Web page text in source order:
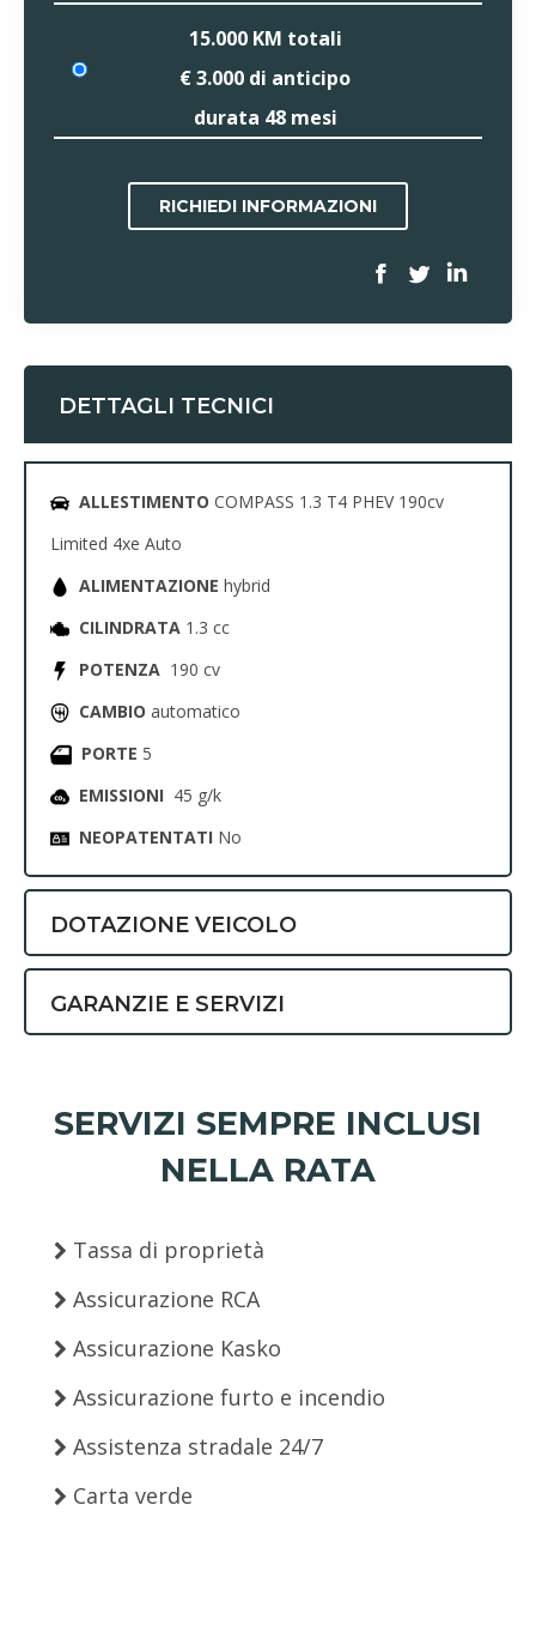
15.000 KM totali
€ 3.000 di anticipo
durata 48 mesi
RICHIEDI INFORMAZIONI
DETTAGLI TECNICI
ALLESTIMENTO COMPASS 1.3 T4 PHEV 190cv
Limited 4xe Auto
ALIMENTAZIONE hybrid
CILINDRATA 1.3 cc
POTENZA 190 cv
CAMBIO automatico
PORTE 5
EMISSIONI 45 g/k
NEOPATENTATI No
DOTAZIONE VEICOLO
GARANZIE E SERVIZI
SERVIZI SEMPRE INCLUSI
NELLA RATA
Tassa di proprietà
Assicurazione RCA
Assicurazione Kasko
Assicurazione furto e incendio
Assistenza stradale 24/7
Carta verde